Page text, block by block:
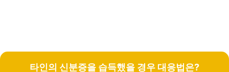
타인의 신분증을 습득했을 경우 대응법은?